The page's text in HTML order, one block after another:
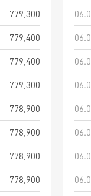
779,300
779,400
779,400
779,300
778,900
778,900
778,900
778,900